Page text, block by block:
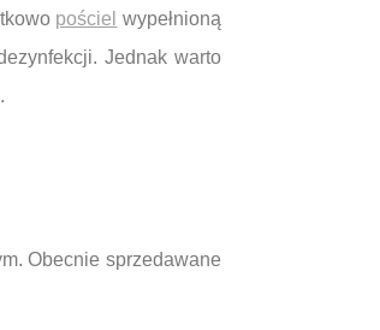
pościel wypełnioną
Jednak warto
Obecnie sprzedawane